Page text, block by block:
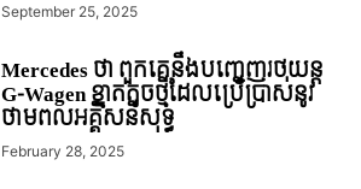
September 25, 2025
Mercedes ថា ពួកគេនឹងបញ្ចេញរថយន្ត
G-Wagen ខ្នាតតូចថ្មីដែលប្រើប្រាស់នូវ
ថាមពលអគ្គិសនីសុទ្ធ
February 28, 2025